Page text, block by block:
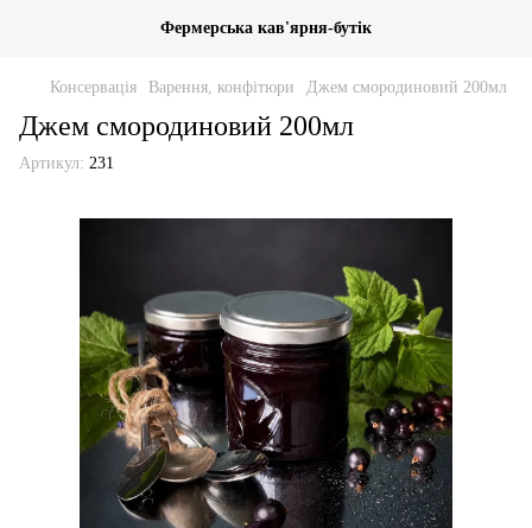
Фермерська кав'ярня-бутік
Консервація Варення, конфітюри Джем смородиновий 200мл
Джем смородиновий 200мл
Артикул: 231